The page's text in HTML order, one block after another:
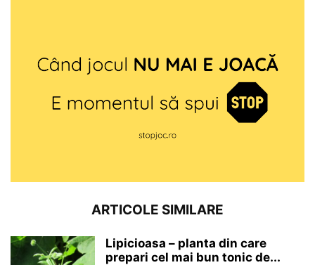
ARTICOLE SIMILARE
Lipicioasa – planta din care
prepari cel mai bun tonic de...